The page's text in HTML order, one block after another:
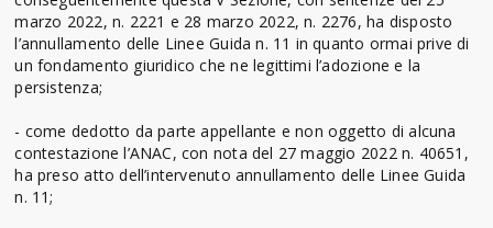
marzo 2022, n. 2221 e 28 marzo 2022, n. 2276, ha disposto
l’annullamento delle Linee Guida n. 11 in quanto ormai prive di
un fondamento giuridico che ne legittimi l’adozione e la
persistenza;
- come dedotto da parte appellante e non oggetto di alcuna
contestazione l’ANAC, con nota del 27 maggio 2022 n. 40651,
ha preso atto dell’intervenuto annullamento delle Linee Guida
n. 11;